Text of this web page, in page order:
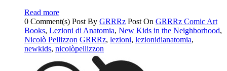
Read more
0 Comment(s) Post By GRRRz Post On GRRRz Comic Art
Books, Lezioni di Anatomia, New Kids in the Neighborhood,
Nicolò Pellizzon GRRRz, lezioni, lezionidianatomia,
newkids, nicolòpellizzon